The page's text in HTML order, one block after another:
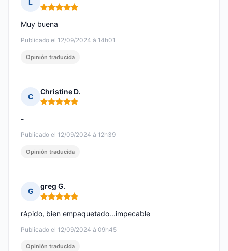
L
Nota: 5 de 5
Publicado el 12/09/2024 à 14h01
Muy buena
Opinión traducida
C
Christine D.
Nota: 5 de 5
Publicado el 12/09/2024 à 12h39
-
Opinión traducida
G
greg G.
Nota: 5 de 5
Publicado el 12/09/2024 à 09h45
rápido, bien empaquetado...impecable
Opinión traducida